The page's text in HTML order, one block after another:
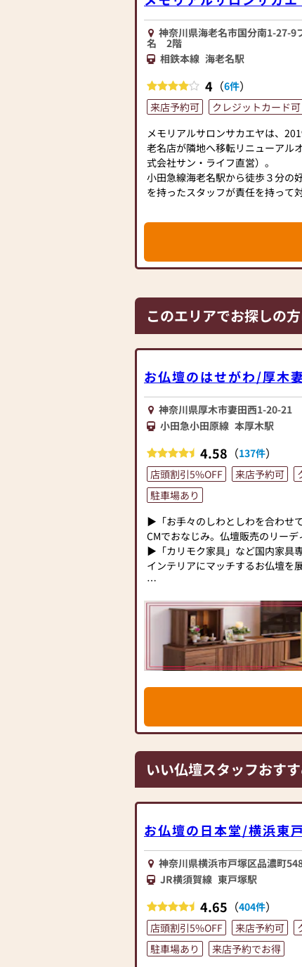
神奈川県海老名市国分南1-27-9
名 2階
相鉄本線 海老名駅
4 （6件）
来店予約可 クレジットカード可
メモリアルサロンサカエヤは、
老名店が隣地へ移転リニューアル
式会社サン・ライフ直営）。
小田急線海老名駅から徒歩３分の
を持ったスタッフが責任を持って
モダンでコンパクトなデザインを
手元供養品をはじめ、お線香やロ
だけでも楽しい小物類も豊富にご
お買い物のついでにも、是非お気
【アクセス】小田急線海老名駅東
レモニーホール隣）
【駐車場】 40台 ※海老名セレモ
このエリアでお探しの
お仏壇のはせがわ/厚木
神奈川県厚木市妻田西1-20-21
小田急小田原線 本厚木駅
4.58 （137件）
店頭割引5%OFF 来店予約可
駐車場あり
▶「お手々のしわとしわを合わせ
CMでおなじみ。仏壇販売のリー
▶「カリモク家具」など国内家具
インテリアにマッチするお仏壇を
国内130店舗以上のスケールメリ
業以来、親切・丁寧な説明と対
のお仏壇、約3,000基のお墓を納
せがわ」では、さまざまな供養（
提案しております。ご自身、ご家
て、迷うことや、お困りのことな
お気軽にご相談ください。店内に
牌・お線香・お念珠等、豊富にご
種類以上の組み合わせの中からお
≪「カリモク家具」との協同開発
お仏壇のはせがわは、日本を代表
ク家具」との協同開発で、現代の
げたお仏壇コレクションがあり、
≪はせがわ店舗サービスのご案内≫
●ご来店予約(ページ内の「来店予
さい)
●お電話(ご相談や商品のご注文を
い仏壇を見た」とお伝えください)
いい仏壇スタッフおす
お仏壇の日本堂/横浜東
神奈川県横浜市戸塚区品濃町
JR横須賀線 東戸塚駅
4.65 （404件）
店頭割引5%OFF 来店予約可
駐車場あり
来店予約でお得